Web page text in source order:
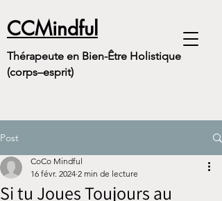
CCMindful
Thérapeute en Bien-Être Holistique
(corps–esprit)
Post
Si tu Joues Toujours au
CoCo Mindful
16 févr. 2024 2 min de lecture